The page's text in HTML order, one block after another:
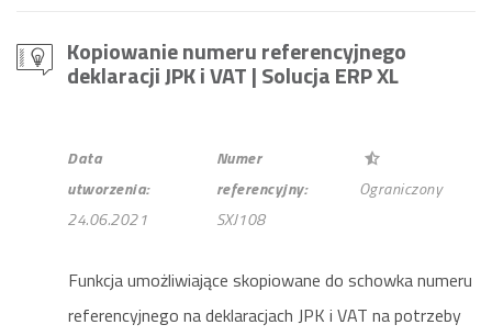
Kopiowanie numeru referencyjnego
deklaracji JPK i VAT| Solucja ERP XL
Data
utworzenia:
24.06.2021
Numer
referencyjny:
SXJ108
Ograniczony
Funkcja umożliwiające skopiowane do schowka numeru
referencyjnego na deklaracjach JPK i VAT na potrzeby